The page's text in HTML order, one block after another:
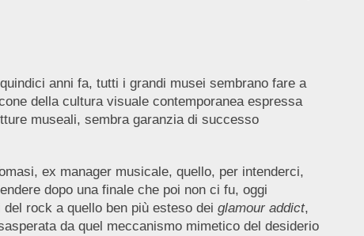
anni fa, tutti i grandi musei sembrano fare a
della cultura visuale contemporanea espressa
museali, sembra garanzia di successo
ex manager musicale, quello, per intenderci,
dopo una finale che poi non ci fu, oggi
rock a quello ben più esteso dei glamour addict,
da quel meccanismo mimetico del desiderio